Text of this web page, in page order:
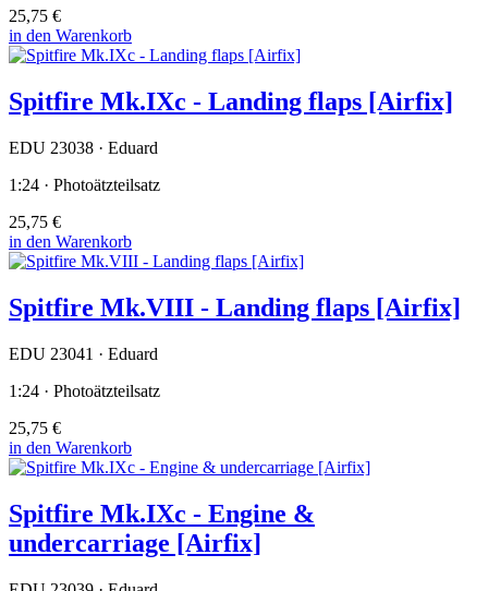
25,75 €
in den Warenkorb
Spitfire Mk.IXc - Landing flaps [Airfix]
EDU 23038 · Eduard
1:24 · Photoätzteilsatz
25,75 €
in den Warenkorb
Spitfire Mk.VIII - Landing flaps [Airfix]
EDU 23041 · Eduard
1:24 · Photoätzteilsatz
25,75 €
in den Warenkorb
Spitfire Mk.IXc - Engine &
undercarriage [Airfix]